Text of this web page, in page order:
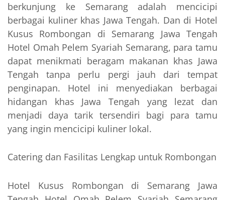
berkunjung ke Semarang adalah mencicipi
berbagai kuliner khas Jawa Tengah. Dan di Hotel
Kusus Rombongan di Semarang Jawa Tengah
Hotel Omah Pelem Syariah Semarang, para tamu
dapat menikmati beragam makanan khas Jawa
Tengah tanpa perlu pergi jauh dari tempat
penginapan. Hotel ini menyediakan berbagai
hidangan khas Jawa Tengah yang lezat dan
menjadi daya tarik tersendiri bagi para tamu
yang ingin mencicipi kuliner lokal.
Catering dan Fasilitas Lengkap untuk Rombongan
Hotel Kusus Rombongan di Semarang Jawa